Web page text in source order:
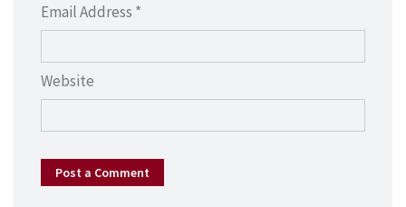
Email Address *
Website
Post a Comment